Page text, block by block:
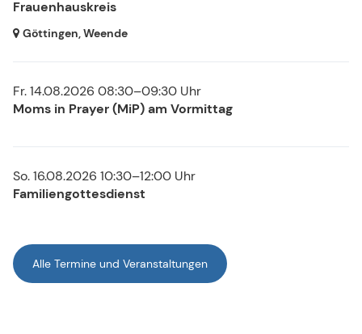
Frauenhauskreis
Göttingen, Weende
Fr. 14.08.2026 08:30–09:30 Uhr
Moms in Prayer (MiP) am Vormittag
So. 16.08.2026 10:30–12:00 Uhr
Familiengottesdienst
Alle Termine und Veranstaltungen